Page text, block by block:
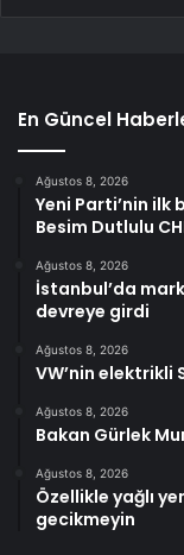
En Güncel
Ağustos 8, 2026
Yeni Parti’nin ilk
Besim Dutlulu
Ağustos 8, 2026
İstanbul’da
devreye girdi
Ağustos 8, 2026
VW’nin elektrikli
Ağustos 8, 2026
Bakan Gürlek
Ağustos 8, 2026
Özellikle yağlı
gecikmeyin